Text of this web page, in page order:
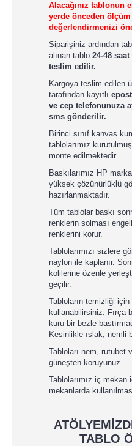
Alacağınız tablonun
yerde önceden
değerlendirmenizi
Siparişiniz ardından
alınan tablo 24-48
teslim edilir.
Kargoya teslim edilen
tarafından kayıtlı
ve cep telefonunuza
sms gönderilir.
Birinci sınıf kanvas
tablolarımız
monte edilmektedir.
Baskılarımız HP
yüksek çözünürlüklü
hazırlanmaktadır.
Tüm tablolar baskı
renklerin solması
renklerini korur.
Tablolarımızı sizlere
naylon ile kaplanır.
kolilerine özenle
geçilir.
Tabloların temizliği
kullanabilirsiniz. Fırça
kuru bir bezle
Kesinlikle ıslak, nemli
Tabloları nem, rutubet
güneşten koruyunuz.
Tablolarımız iç mekan
mekanlarda
TABLO